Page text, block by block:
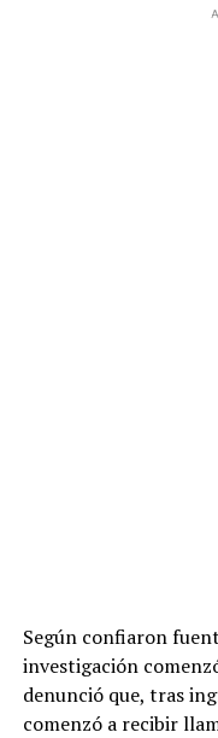
Según confiaron
investigación
denunció que, tras
comenzó a recibir